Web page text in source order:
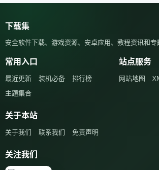
下载集
安全软件下载、游戏资源、安卓应用、教程资讯和专
常用入口
最近更新 装机必备
排行榜
主题集合
站点服务
网站地图
关于本站
关于我们 联系我们 免责声明
关注我们